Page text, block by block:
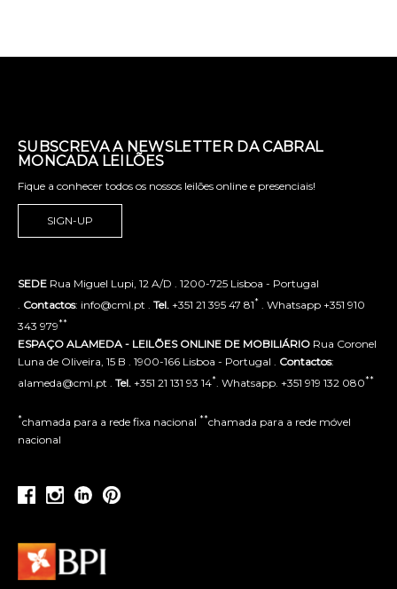
SUBSCREVA A NEWSLETTER DA CABRAL
MONCADA LEILÕES
Fique a conhecer todos os nossos leilões online e presenciais!
SIGN-UP
SEDE Rua Miguel Lupi, 12 A/D . 1200-725 Lisboa - Portugal
Contactos: info@cml.pt . Tel. +351 21 395 47 81* . Whatsapp +351 910
343 979**
ESPAÇO ALAMEDA - LEILÕES ONLINE DE MOBILIÁRIO Rua Coronel
Luna de Oliveira, 15 B . 1900-166 Lisboa - Portugal . Contactos:
alameda@cml.pt . Tel. +351 21 131 93 14* . Whatsapp. +351 919 132 080**
*chamada para a rede fixa nacional **chamada para a rede móvel
nacional